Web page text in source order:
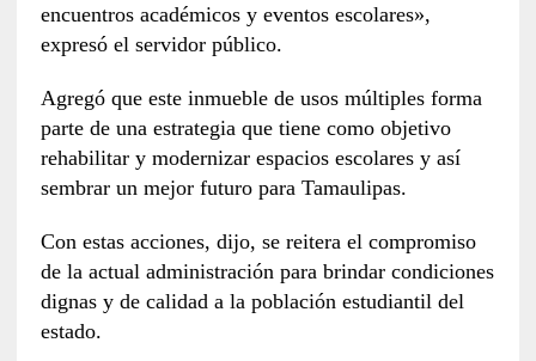
encuentros académicos y eventos escolares»,
expresó el servidor público.
Agregó que este inmueble de usos múltiples forma
parte de una estrategia que tiene como objetivo
rehabilitar y modernizar espacios escolares y así
sembrar un mejor futuro para Tamaulipas.
Con estas acciones, dijo, se reitera el compromiso
de la actual administración para brindar condiciones
dignas y de calidad a la población estudiantil del
estado.